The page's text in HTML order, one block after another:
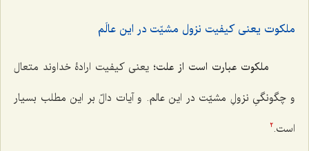
ملکوت یعنی کیفیت نزول مشیّت در این عالَم
ملکوت عبارت است از علت؛ یعنی کیفیت ارادۀ خداوند متعال
و چگونگیِ نزولِ مشیّت در این عالم. و آیات دالّ بر این مطلب بسیار
است.2